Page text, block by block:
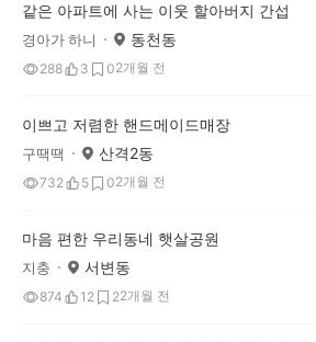
같은 아파트에 사는 이웃 할아버지 간섭
경아가 하니 동천동
288 3 02개월 전
이쁘고 저렴한 핸드메이드매장
구땍땍 산격2동
732 5 02개월 전
마음 편한 우리동네 햇살공원
지충 서변동
874 12 22개월 전